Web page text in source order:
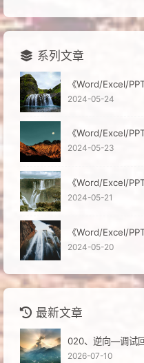
系列文章
《Word/Excel/
2024-05-24
《Word/Excel/
2024-05-23
《Word/Excel/
2024-05-21
《Word/Excel/
2024-05-20
最新文章
020、逆向—调试
2026-07-10